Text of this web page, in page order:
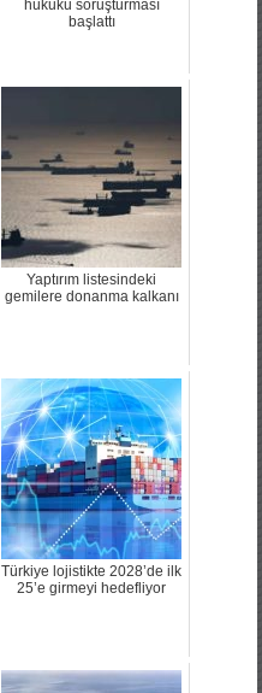
hukuku soruşturması
başlattı
Yaptırım listesindeki
gemilere donanma kalkanı
Türkiye lojistikte 2028’de ilk
25’e girmeyi hedefliyor